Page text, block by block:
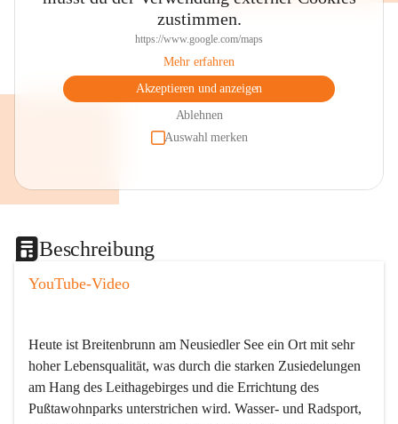
zustimmen.
https://www.google.com/maps
Mehr erfahren
Akzeptieren und anzeigen
Ablehnen
Auswahl merken
Beschreibung
YouTube-Video
Heute ist Breitenbrunn am Neusiedler See ein Ort mit sehr
hoher Lebensqualität, was durch die starken Zusiedelungen
am Hang des Leithagebirges und die Errichtung des
Pußtawohnparks unterstrichen wird. Wasser- und Radsport,